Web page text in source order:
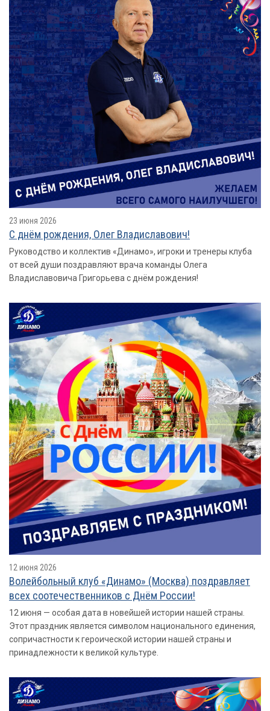
23 июня 2026
С днём рождения, Олег Владиславович!
Руководство и коллектив «Динамо», игроки и тренеры клуба
от всей души поздравляют врача команды Олега
Владиславовича Григорьева с днём рождения!
12 июня 2026
Волейбольный клуб «Динамо» (Москва) поздравляет
всех соотечественников с Днём России!
12 июня — особая дата в новейшей истории нашей страны.
Этот праздник является символом национального единения,
сопричастности к героической истории нашей страны и
принадлежности к великой культуре.